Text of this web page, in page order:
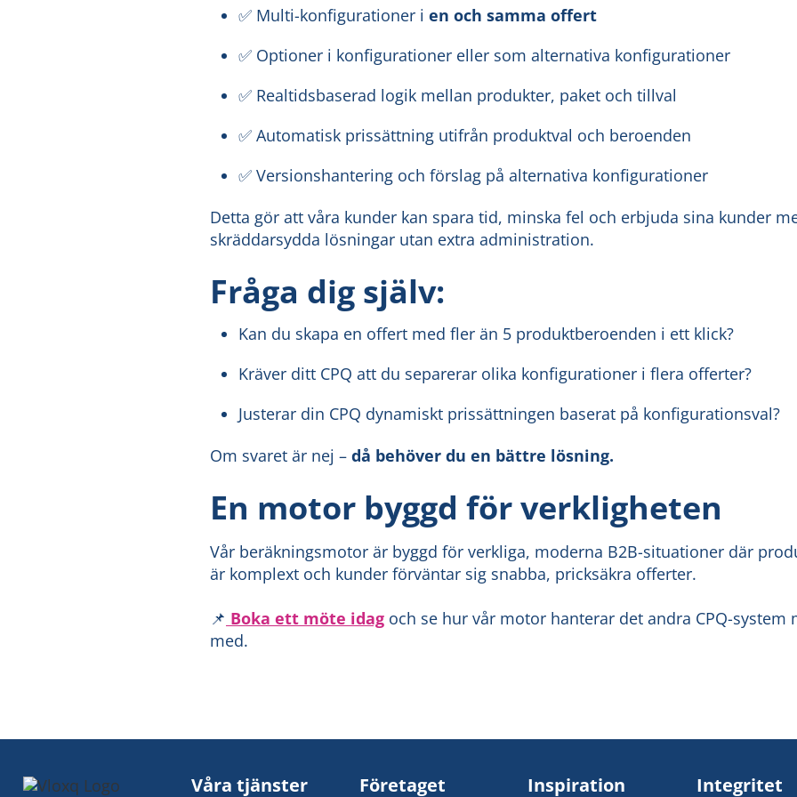
✅ Multi-konfigurationer i en och samma offert
✅ Optioner i konfigurationer eller som alternativa konfigurationer
✅ Realtidsbaserad logik mellan produkter, paket och tillval
✅ Automatisk prissättning utifrån produktval och beroenden
✅ Versionshantering och förslag på alternativa konfigurationer
Detta gör att våra kunder kan spara tid, minska fel och erbjuda sina kunder
skräddarsydda lösningar utan extra administration.
Fråga dig själv:
Kan du skapa en offert med fler än 5 produktberoenden i ett klick?
Kräver ditt CPQ att du separerar olika konfigurationer i flera offerter?
Justerar din CPQ dynamiskt prissättningen baserat på konfigurationsval?
Om svaret är nej – då behöver du en bättre lösning.
En motor byggd för verkligheten
Vår beräkningsmotor är byggd för verkliga, moderna B2B-situationer där
är komplext och kunder förväntar sig snabba, pricksäkra offerter.
📌 Boka ett möte idag och se hur vår motor hanterar det andra CPQ-system
med.
Våra tjänster Företaget Inspiration Integritet